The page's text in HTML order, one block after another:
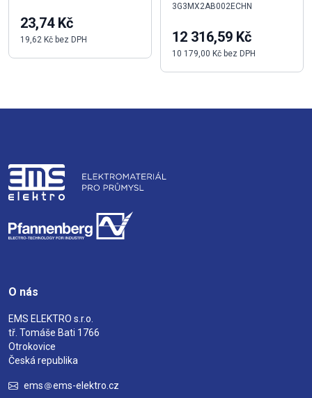
23,74 Kč
19,62 Kč bez DPH
3G3MX2AB002ECHN
12 316,59 Kč
10 179,00 Kč bez DPH
O nás
EMS ELEKTRO s.r.o.
tř. Tomáše Bati 1766
Otrokovice
Česká republika
ems
ems-elektro.cz